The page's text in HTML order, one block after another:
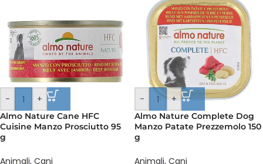
- +
Almo Nature Cane HFC
Cuisine Manzo Prosciutto 95
g
Animali, Cani
- +
Almo Nature Complete Dog
Manzo Patate Prezzemolo 150
g
Animali, Cani